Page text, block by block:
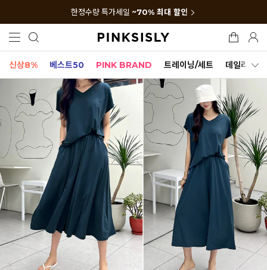
한정수량 특가세일 ~70% 최대 할인
신상8% 베스트50 PINK BRAND 트레이닝/세트 데일리세트